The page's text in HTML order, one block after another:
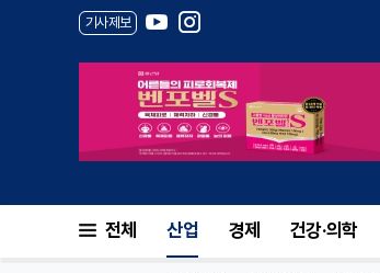
기사제보
전체 산업 경제 건강·의학